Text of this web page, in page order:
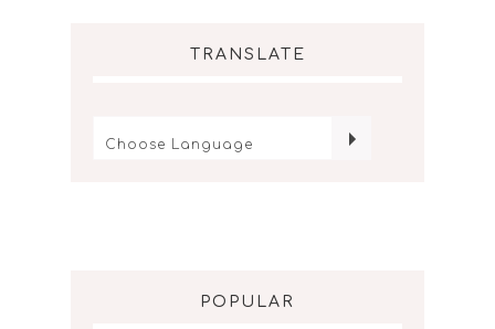
TRANSLATE
POPULAR